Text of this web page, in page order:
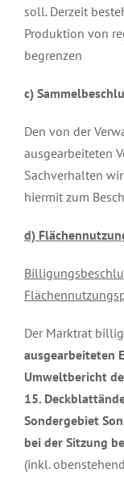
soll. Derzeit
Produktion von
begrenzen
c)
Den von der
ausgearbeiteten
Sachverhalten
hiermit zum
d)
Der Marktrat
ausgearbeiteten
Umweltbericht
15.
Sondergebiet
bei der Sitzung
(inkl.